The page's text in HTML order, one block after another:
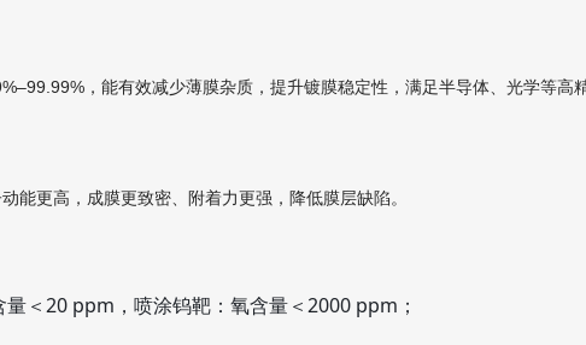
，能有效减少薄膜杂质，提升镀膜稳定性，满足半导体、光学等高
能更高，成膜更致密、附着力更强，降低膜层缺陷。
＜20 ppm，喷涂钨靶：氧含量＜2000 ppm；